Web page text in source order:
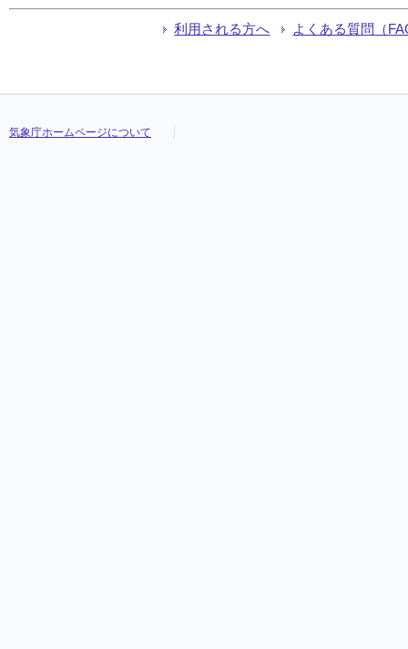
利用される方へ よくある質問（
気象庁ホームページについて